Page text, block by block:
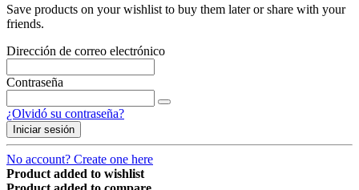
Save products on your wishlist to buy them later or share with your
friends.
Dirección de correo electrónico
Contraseña
¿Olvidó su contraseña?
Iniciar sesión
No account? Create one here
Product added to wishlist